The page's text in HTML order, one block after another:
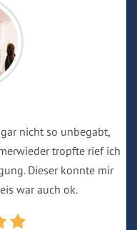
nicht so unbegabt,
tropfte rief ich
Dieser konnte mir
war auch ok.